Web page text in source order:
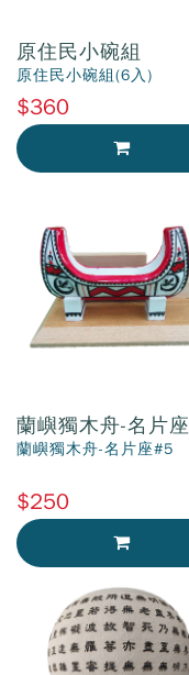
原住民小碗組
原住民小碗組(6入)
$360
蘭嶼獨木舟-名片座
蘭嶼獨木舟-名片座#5
$250